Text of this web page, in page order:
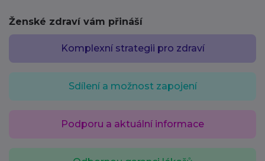
Ženské zdraví vám přináší
Komplexní strategii pro zdraví
Sdílení a možnost zapojení
Podporu a aktuální informace